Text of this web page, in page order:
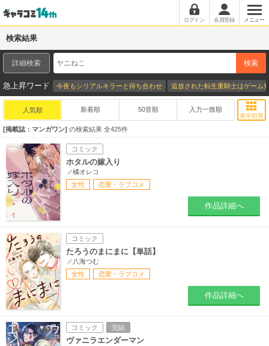
ログイン 会員登録 メニュー
検索結果
詳細検索 検索
急上昇ワード 今夜もシリアルキラーと待ち合わせ 追放された転生重騎士はゲーム
人気順 新着順 50音順 入力一致順
表示切替
掲載誌：マンガワン の検索結果 全425件
コミック
ホタルの嫁入り
橘オレコ
女性
恋愛・ラブコメ
作品詳細へ
コミック
たろうのまにまに【単話】
八海つむ
女性
恋愛・ラブコメ
作品詳細へ
コミック 完結
ヴァニラエンダーマン